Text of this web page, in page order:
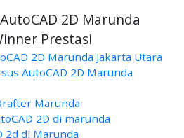
2D Marunda
Prestasi
2D Marunda Jakarta Utara
AutoCAD 2D Marunda
Marunda
2D di marunda
2d di Marunda